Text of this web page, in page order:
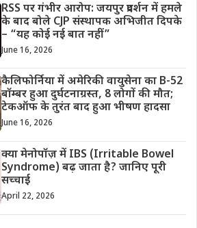
RSS पर गंभीर आरोप: जयपुर प्रदर्शन में हमले
के बाद बोले CJP संस्थापक अभिजीत दिपके
– “यह कोई नई बात नहीं”
June 16, 2026
कैलिफोर्निया में अमेरिकी वायुसेना का B-52
बॉम्बर हुआ दुर्घटनाग्रस्त, 8 लोगों की मौत;
टेकऑफ के तुरंत बाद हुआ भीषण हादसा
June 16, 2026
क्या मेनोपॉज़ में IBS (Irritable Bowel
Syndrome) बढ़ जाता है? जानिए पूरी
सच्चाई
April 22, 2026